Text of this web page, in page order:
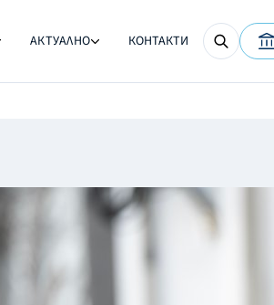
АКТУАЛНО КОНТАКТИ